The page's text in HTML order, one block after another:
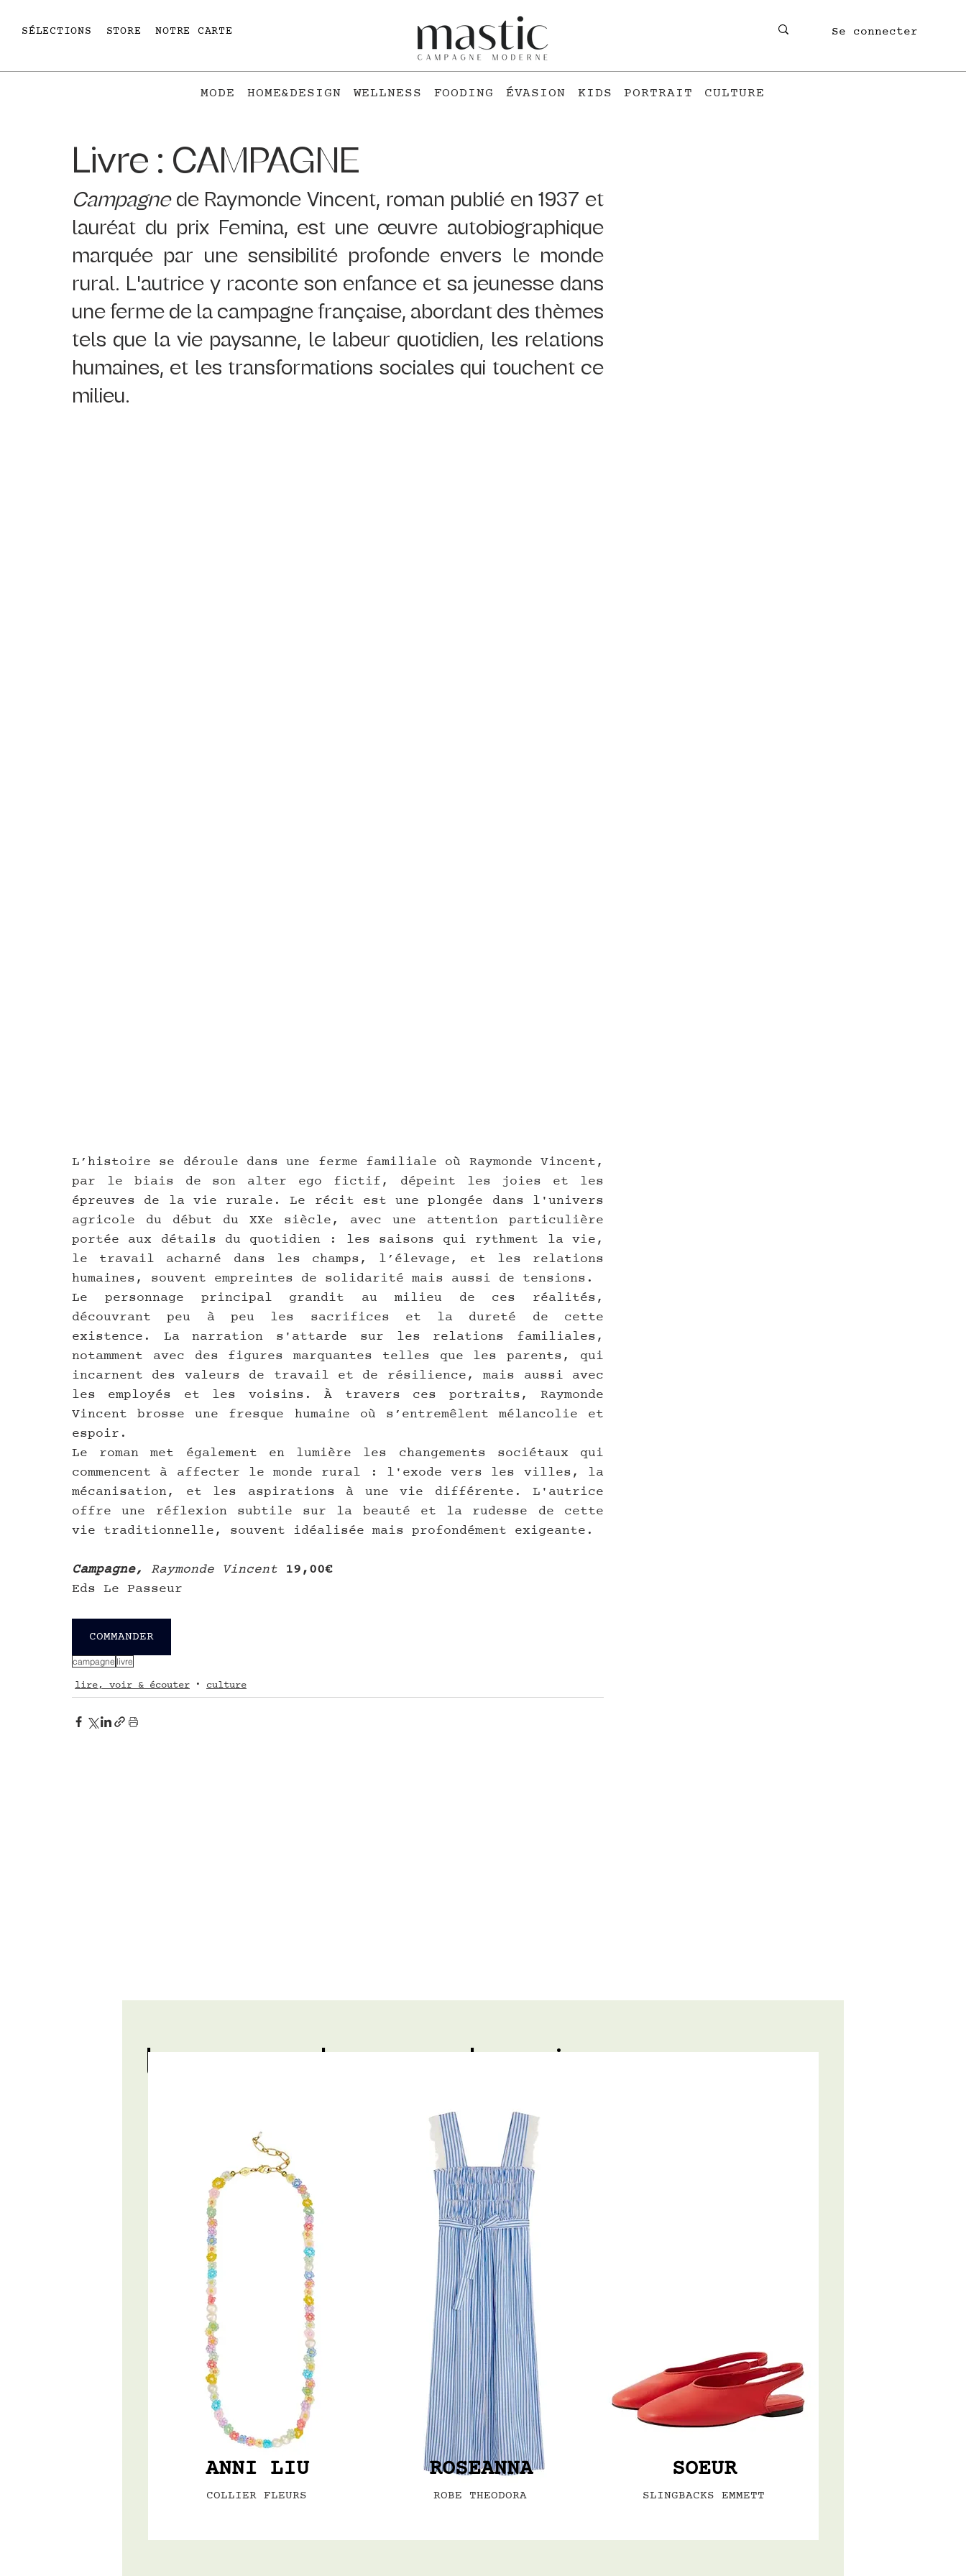
SÉLECTIONS STORE NOTRE CARTE Se connecter
MODE HOME&DESIGN WELLNESS FOODING ÉVASION KIDS PORTRAIT CULTURE
Livre : CAMPAGNE
Campagne de Raymonde Vincent, roman publié en 1937 et
lauréat du prix Femina, est une œuvre autobiographique
marquée par une sensibilité profonde envers le monde
rural. L'autrice y raconte son enfance et sa jeunesse dans
une ferme de la campagne française, abordant des thèmes
tels que la vie paysanne, le labeur quotidien, les relations
humaines, et les transformations sociales qui touchent ce
milieu.
L’histoire se déroule dans une ferme familiale où Raymonde Vincent,
par le biais de son alter ego fictif, dépeint les joies et les
épreuves de la vie rurale. Le récit est une plongée dans l'univers
agricole du début du XXe siècle, avec une attention particulière
portée aux détails du quotidien : les saisons qui rythment la vie,
le travail acharné dans les champs, l’élevage, et les relations
humaines, souvent empreintes de solidarité mais aussi de tensions.
Le personnage principal grandit au milieu de ces réalités,
découvrant peu à peu les sacrifices et la dureté de cette
existence. La narration s'attarde sur les relations familiales,
notamment avec des figures marquantes telles que les parents, qui
incarnent des valeurs de travail et de résilience, mais aussi avec
les employés et les voisins. À travers ces portraits, Raymonde
Vincent brosse une fresque humaine où s’entremêlent mélancolie et
espoir.
Le roman met également en lumière les changements sociétaux qui
commencent à affecter le monde rural : l'exode vers les villes, la
mécanisation, et les aspirations à une vie différente. L'autrice
offre une réflexion subtile sur la beauté et la rudesse de cette
vie traditionnelle, souvent idéalisée mais profondément exigeante.
Campagne, Raymonde Vincent 19,00€
Eds Le Passeur
COMMANDER
campagne livre
lire, voir & écouter culture
2024
CAMPAGNE
les coups de coeur du mois
ANNI LIU
COLLIER FLEURS
ROSEANNA
ROBE THEODORA
SOEUR
SLINGBACKS EMMETT